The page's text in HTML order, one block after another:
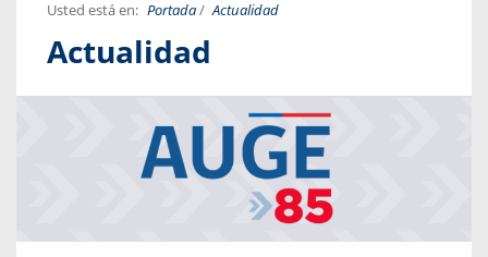
Usted está en: Portada/ Actualidad
Actualidad